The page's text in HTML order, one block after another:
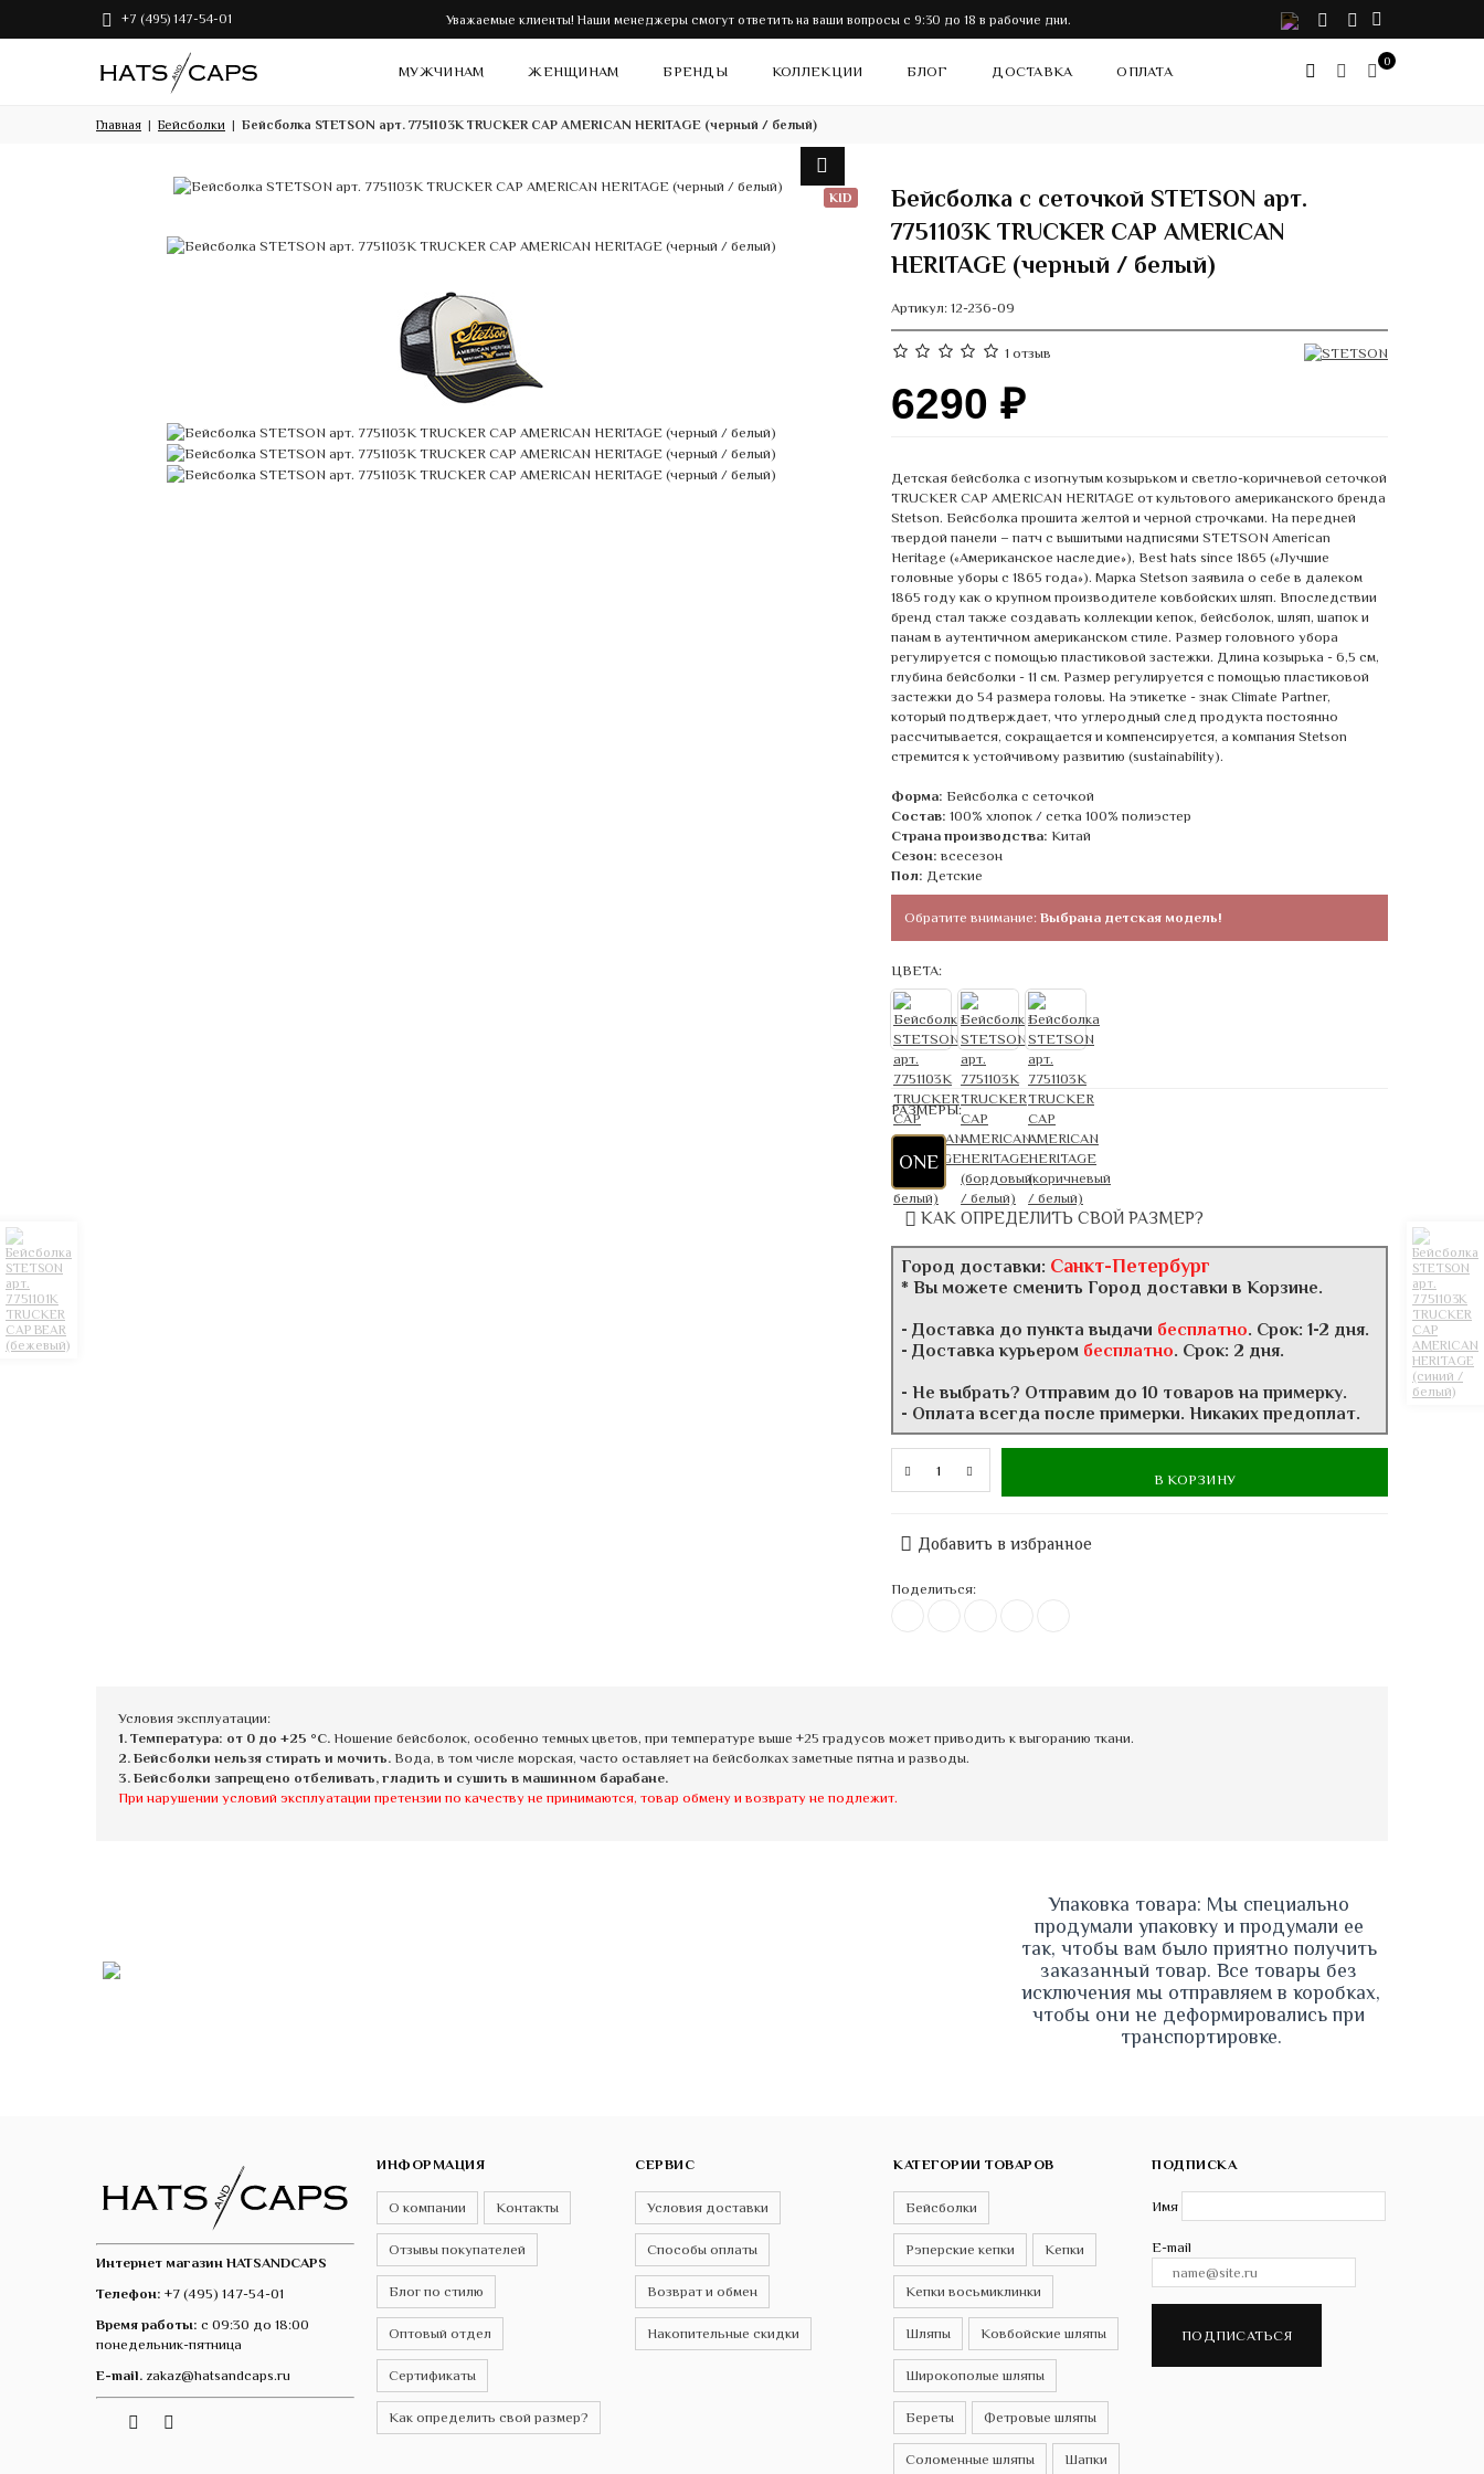
+7 (495) 147-54-01 Уважаемые клиенты! Наши менеджеры смогут ответить на ваши вопросы с 9:30 до 18 в рабочие дни. VK Telegram
МУЖЧИНАМ ЖЕНЩИНАМ БРЕНДЫ КОЛЛЕКЦИИ БЛОГ ДОСТАВКА ОПЛАТА
0
Главная Бейсболки Бейсболка STETSON арт. 7751103K TRUCKER CAP AMERICAN HERITAGE (черный / белый)
KID
Бейсболка с сеточкой STETSON арт.
7751103K TRUCKER CAP AMERICAN
HERITAGE (черный / белый)
Артикул: 12-236-09
1 отзыв
6290 ₽
Детская бейсболка с изогнутым козырьком и светло-коричневой сеточкой
TRUCKER CAP AMERICAN HERITAGE от культового американского бренда
Stetson. Бейсболка прошита желтой и черной строчками. На передней
твердой панели – патч с вышитыми надписями STETSON American
Heritage («Американское наследие»), Best hats since 1865 («Лучшие
головные уборы с 1865 года»). Марка Stetson заявила о себе в далеком
1865 году как о крупном производителе ковбойских шляп. Впоследствии
бренд стал также создавать коллекции кепок, бейсболок, шляп, шапок и
панам в аутентичном американском стиле. Размер головного убора
регулируется с помощью пластиковой застежки. Длина козырька - 6,5 см,
глубина бейсболки - 11 см. Размер регулируется с помощью пластиковой
застежки до 54 размера головы. На этикетке - знак Climate Partner,
который подтверждает, что углеродный след продукта постоянно
рассчитывается, сокращается и компенсируется, а компания Stetson
стремится к устойчивому развитию (sustainability).
Форма: Бейсболка с сеточкой
Состав: 100% хлопок / сетка 100% полиэстер
Страна производства: Китай
Сезон: всесезон
Пол: Детские
Обратите внимание: Выбрана детская модель!
ЦВЕТА:
РАЗМЕРЫ:
ONE
КАК ОПРЕДЕЛИТЬ СВОЙ РАЗМЕР?
Город доставки: Санкт-Петербург
* Вы можете сменить Город доставки в Корзине.
- Доставка до пункта выдачи бесплатно. Срок: 1-2 дня.
- Доставка курьером бесплатно. Срок: 2 дня.
- Не выбрать? Отправим до 10 товаров на примерку.
- Оплата всегда после примерки. Никаких предоплат.
В КОРЗИНУ
Добавить в избранное
Поделиться:
Условия эксплуатации:
1. Температура: от 0 до +25 °C. Ношение бейсболок, особенно темных цветов, при температуре выше +25 градусов может приводить к выгоранию ткани.
2. Бейсболки нельзя стирать и мочить. Вода, в том числе морская, часто оставляет на бейсболках заметные пятна и разводы.
3. Бейсболки запрещено отбеливать, гладить и сушить в машинном барабане.
При нарушении условий эксплуатации претензии по качеству не принимаются, товар обмену и возврату не подлежит.
Упаковка товара: Мы специально
продумали упаковку и продумали ее
так, чтобы вам было приятно получить
заказанный товар. Все товары без
исключения мы отправляем в коробках,
чтобы они не деформировались при
транспортировке.
Интернет магазин HATSANDCAPS
Телефон: +7 (495) 147-54-01
Время работы: с 09:30 до 18:00
понедельник-пятница
E-mail. zakaz@hatsandcaps.ru
Telegram
ИНФОРМАЦИЯ
О компании Контакты
Отзывы покупателей
Блог по стилю
Оптовый отдел
Сертификаты
Как определить свой размер?
СЕРВИС
Условия доставки
Способы оплаты
Возврат и обмен
Накопительные скидки
КАТЕГОРИИ ТОВАРОВ
Бейсболки
Рэперские кепки Кепки
Кепки восьмиклинки
Шляпы Ковбойские шляпы
Широкополые шляпы
Береты Фетровые шляпы
Соломенные шляпы Шапки
ПОДПИСКА
Имя
E-mail
ПОДПИСАТЬСЯ